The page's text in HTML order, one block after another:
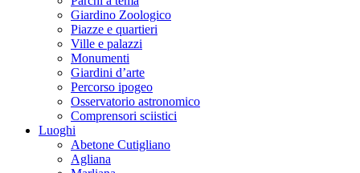
Giardino Zoologico
Piazze e quartieri
Ville e palazzi
Monumenti
Giardini d’arte
Percorso ipogeo
Osservatorio astronomico
Comprensori sciistici
Luoghi
Abetone Cutigliano
Agliana